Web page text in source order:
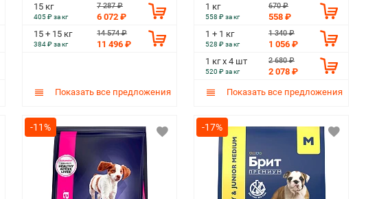
15 кг
405 ₽ за кг
7 287 ₽
6 072 ₽
15 + 15 кг
384 ₽ за кг
14 574 ₽
11 496 ₽
Показать все предложения
1 кг
558 ₽ за кг
670 ₽
558 ₽
1 + 1 кг
528 ₽ за кг
1 340 ₽
1 056 ₽
1 кг х 4 шт
520 ₽ за кг
2 680 ₽
2 078 ₽
Показать все предложения
-11% -17%